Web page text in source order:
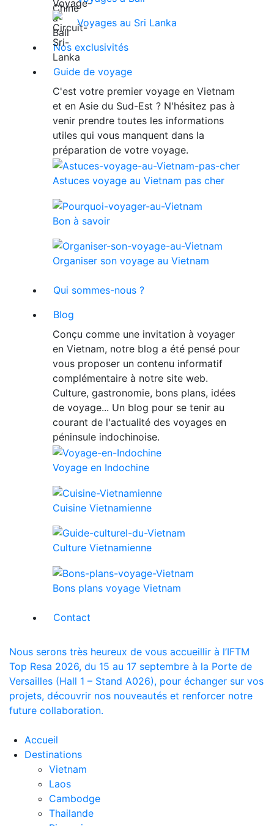
Voyages au Sri Lanka
Nos exclusivités
Guide de voyage
C'est votre premier voyage en Vietnam
et en Asie du Sud-Est ? N'hésitez pas à
venir prendre toutes les informations
utiles qui vous manquent dans la
préparation de votre voyage.
Astuces voyage au Vietnam pas cher
Bon à savoir
Organiser son voyage au Vietnam
Qui sommes-nous ?
Blog
Conçu comme une invitation à voyager
en Vietnam, notre blog a été pensé pour
vous proposer un contenu informatif
complémentaire à notre site web.
Culture, gastronomie, bons plans, idées
de voyage... Un blog pour se tenir au
courant de l'actualité des voyages en
péninsule indochinoise.
Voyage en Indochine
Cuisine Vietnamienne
Culture Vietnamienne
Bons plans voyage Vietnam
Contact
Nous serons très heureux de vous accueillir à l’IFTM
Top Resa 2026, du 15 au 17 septembre à la Porte de
Versailles (Hall 1 – Stand A026), pour échanger sur vos
projets, découvrir nos nouveautés et renforcer notre
future collaboration.
Accueil
Destinations
Vietnam
Laos
Cambodge
Thailande